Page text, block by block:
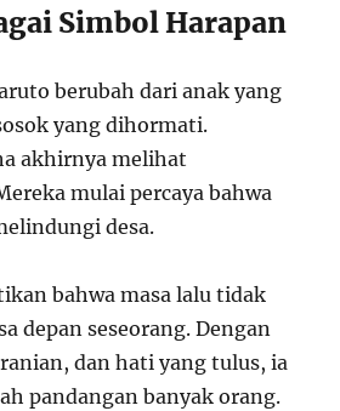
Simbol Harapan
berubah dari anak yang
yang dihormati.
akhirnya melihat
mulai percaya bahwa
desa.
bahwa masa lalu tidak
depan seseorang. Dengan
dan hati yang tulus, ia
pandangan banyak orang.